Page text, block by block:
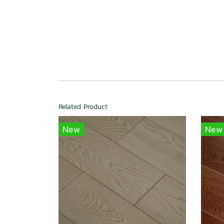
Related Product
New New